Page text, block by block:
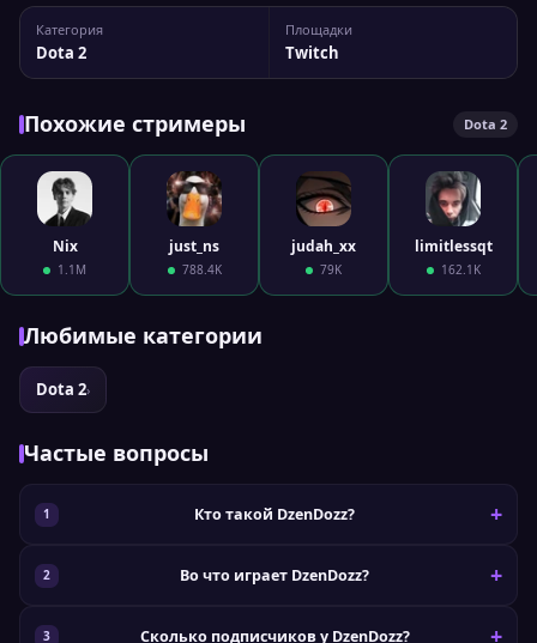
Категория
Dota 2
Площадки
Twitch
Похожие стримеры Dota 2
Nix
1.1M
just_ns
788.4K
judah_xx
79K
limitlessqt
162.1K
Любимые категории
Dota 2›
Частые вопросы
Кто такой DzenDozz?
Во что играет DzenDozz?
Сколько подписчиков у DzenDozz?